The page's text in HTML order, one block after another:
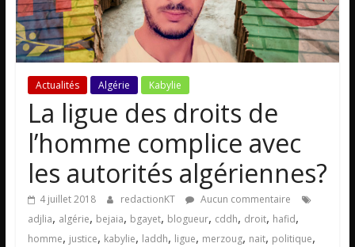
Actualités Algérie Kabylie
La ligue des droits de
l’homme complice avec
les autorités algériennes?
4 juillet 2018 redactionKT
Aucun commentaire
adjlia, algérie, bejaia, bgayet, blogueur, cddh, droit, hafid,
homme, justice, kabylie, laddh, ligue, merzoug, nait, politique,